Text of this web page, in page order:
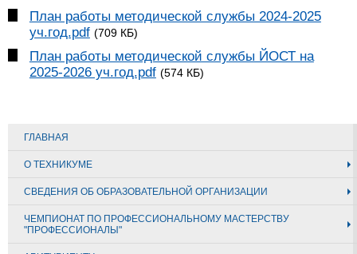
План работы методической службы 2024-2025
уч.год.pdf (709 КБ)
План работы методической службы ЙОСТ на
2025-2026 уч.год.pdf (574 КБ)
ГЛАВНАЯ
О ТЕХНИКУМЕ
СВЕДЕНИЯ ОБ ОБРАЗОВАТЕЛЬНОЙ ОРГАНИЗАЦИИ
ЧЕМПИОНАТ ПО ПРОФЕССИОНАЛЬНОМУ МАСТЕРСТВУ
"ПРОФЕССИОНАЛЫ"